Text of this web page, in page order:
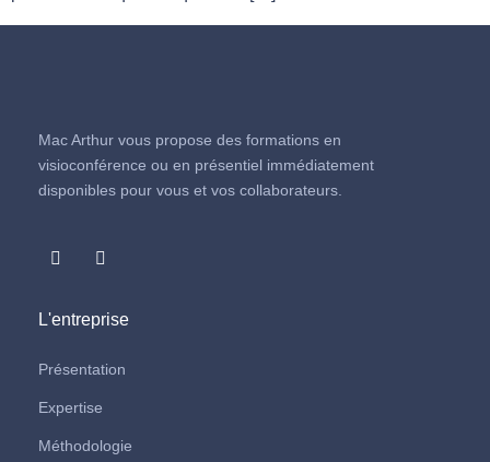
Mac Arthur vous propose des formations en
visioconférence ou en présentiel immédiatement
disponibles pour vous et vos collaborateurs.
L'entreprise
Présentation
Expertise
Méthodologie